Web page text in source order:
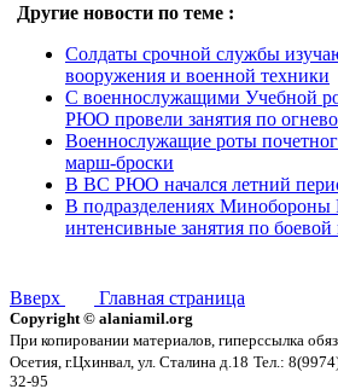
Другие новости по теме :
Солдаты срочной службы
вооружения и военной техники
С военнослужащими Учебной
РЮО провели занятия по
Военнослужащие роты
марш-броски
В ВС РЮО начался летний
В подразделениях
интенсивные занятия по боевой
Вверх Главная страница
Copyright © alaniamil.org
При копировании материалов, гиперссылка
Осетия, г.Цхинвал, ул. Сталина д.18 Тел.:
32-95